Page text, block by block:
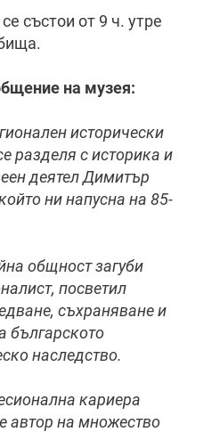
състои от 9 ч. утре
на музея:
исторически
разделя с историка и
деятел Димитър
ни напусна на 85-
общност загуби
посветил
съхраняване и
българското
наследство.
кариера
автор на множество